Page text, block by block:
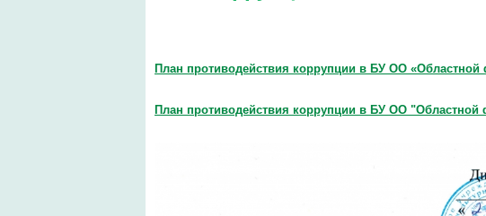
План противодействия коррупции в БУ ОО «Областной
План противодействия коррупции в БУ ОО "Областной